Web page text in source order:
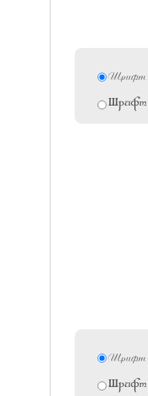
Шрифт
Шрифт
Шрифт
Шрифт